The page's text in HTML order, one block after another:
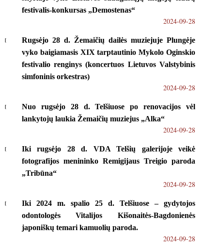
festivalis-konkursas „Demostenas“
2024-09-28
Rugsėjo 28 d. Žemaičių dailės muziejuje Plungėje
vyko baigiamasis XIX tarptautinio Mykolo Oginskio
festivalio renginys (koncertuos Lietuvos Valstybinis
simfoninis orkestras)
2024-09-28
Nuo rugsėjo 28 d. Telšiuose po renovacijos vėl
lankytojų laukia Žemaičių muziejus „Alka“
2024-09-28
Iki rugsėjo 28 d. VDA Telšių galerijoje veikė
fotografijos menininko Remigijaus Treigio paroda
„Tribūna“
2024-09-28
Iki 2024 m. spalio 25 d. Telšiuose – gydytojos
odontologės Vitalijos Kišonaitės-Bagdonienės
japoniškų temari kamuolių paroda.
2024-09-28